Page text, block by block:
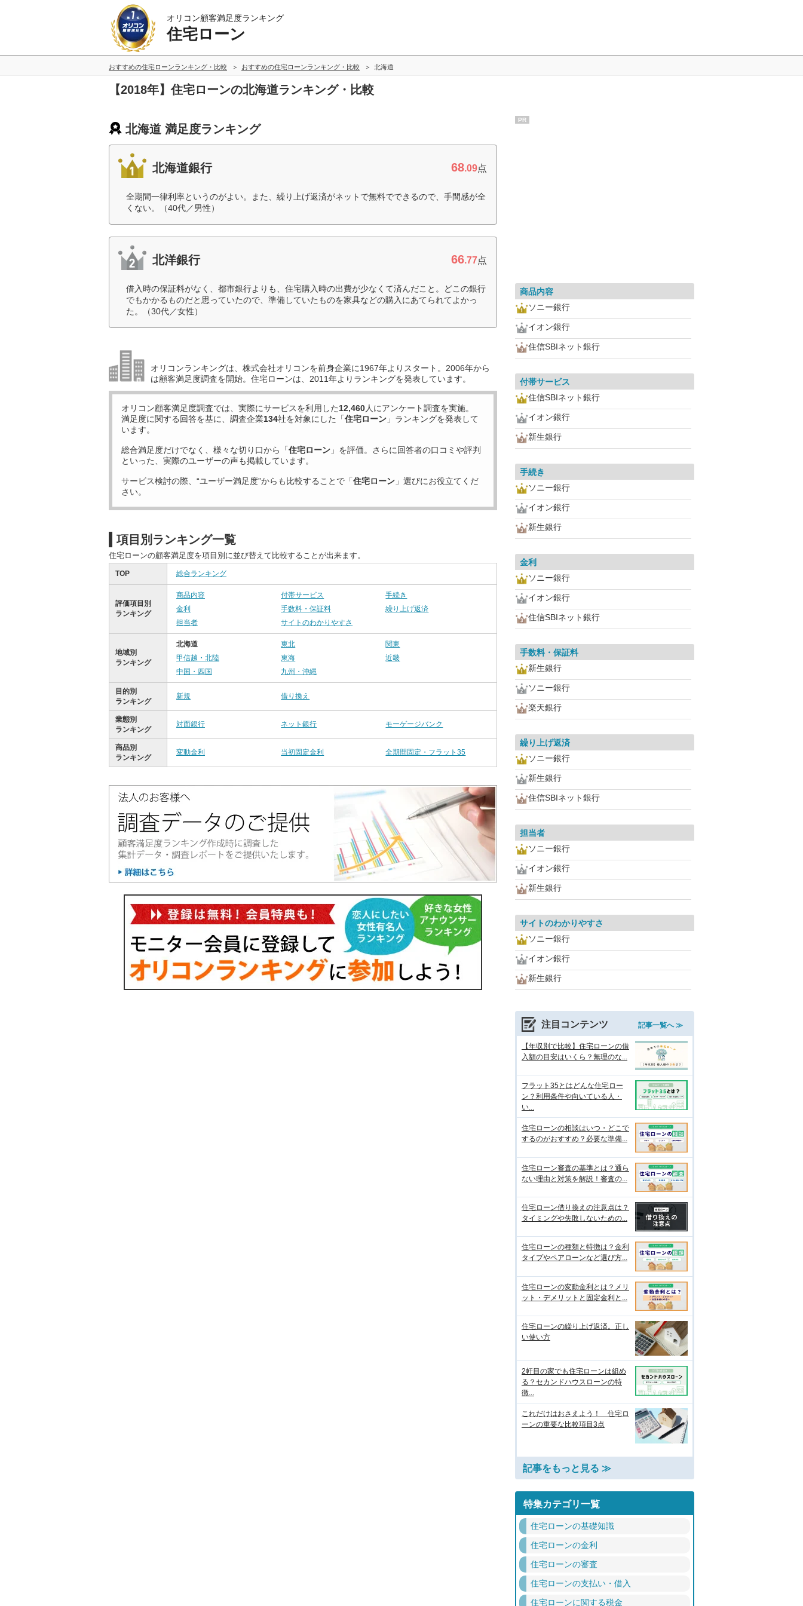
オリコン顧客満足度ランキング
住宅ローン
おすすめの住宅ローンランキング・比較 おすすめの住宅ローンランキング・比較 北海道
【2018年】住宅ローンの北海道ランキング・比較
北海道 満足度ランキング
北海道銀行 68.09点
全期間一律利率というのがよい。また、繰り上げ返済がネットで無料でできるので、手間感が全
くない。（40代／男性）
北洋銀行 66.77点
借入時の保証料がなく、都市銀行よりも、住宅購入時の出費が少なくて済んだこと。どこの銀行
でもかかるものだと思っていたので、準備していたものを家具などの購入にあてられてよかっ
た。（30代／女性）
オリコンランキングは、株式会社オリコンを前身企業に1967年よりスタート。2006年から
は顧客満足度調査を開始。住宅ローンは、2011年よりランキングを発表しています。
オリコン顧客満足度調査では、実際にサービスを利用した12,460人にアンケート調査を実施。
満足度に関する回答を基に、調査企業134社を対象にした「住宅ローン 」ランキングを発表して
います。
総合満足度だけでなく、様々な切り口から「住宅ローン 」を評価。さらに回答者の口コミや評判
といった、実際のユーザーの声も掲載しています。
サービス検討の際、“ユーザー満足度”からも比較することで「住宅ローン 」選びにお役立てくだ
さい。
項目別ランキング一覧
住宅ローンの顧客満足度を項目別に並び替えて比較することが出来ます。
TOP 総合ランキング
評価項目別
ランキング
商品内容 付帯サービス
手続き
金利
手数料・保証料
繰り上げ返済
担当者
サイトのわかりやすさ
地域別
ランキング
北海道 東北
関東
甲信越・北陸
東海
近畿
中国・四国
九州・沖縄
目的別
ランキング
新規 借り換え
業態別
ランキング
対面銀行 ネット銀行 モーゲージバンク
商品別
ランキング
変動金利 当初固定金利 全期間固定・フラット35
PR
商品内容
ソニー銀行
イオン銀行
住信SBIネット銀行
付帯サービス
住信SBIネット銀行
イオン銀行
新生銀行
手続き
ソニー銀行
イオン銀行
新生銀行
金利
ソニー銀行
イオン銀行
住信SBIネット銀行
手数料・保証料
新生銀行
ソニー銀行
楽天銀行
繰り上げ返済
ソニー銀行
新生銀行
住信SBIネット銀行
担当者
ソニー銀行
イオン銀行
新生銀行
サイトのわかりやすさ
ソニー銀行
イオン銀行
新生銀行
注目コンテンツ 記事一覧へ ≫
【年収別で比較】住宅ローンの借
入額の目安はいくら？無理のな...
フラット35とはどんな住宅ロー
ン？利用条件や向いている人・
い...
住宅ローンの相談はいつ・どこで
するのがおすすめ？必要な準備...
住宅ローン審査の基準とは？通ら
ない理由と対策を解説！審査の...
住宅ローン借り換えの注意点は？
タイミングや失敗しないための...
住宅ローンの種類と特徴は？金利
タイプやペアローンなど選び方...
住宅ローンの変動金利とは？メリ
ット・デメリットと固定金利と...
住宅ローンの繰り上げ返済。正し
い使い方
2軒目の家でも住宅ローンは組め
る？セカンドハウスローンの特
徴...
これだけはおさえよう！ 住宅ロ
ーンの重要な比較項目3点
記事をもっと見る ≫
特集カテゴリ一覧
住宅ローンの基礎知識
住宅ローンの金利
住宅ローンの審査
住宅ローンの支払い・借入
住宅ローンに関する税金